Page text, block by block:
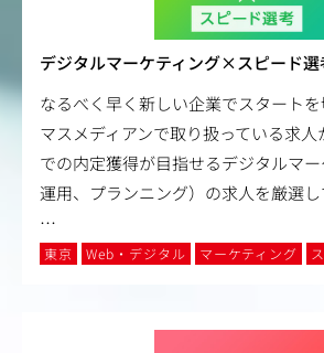
デジタルマーケティング×スピード選
なるべく早く新しい企業でスタートを
マスメディアンで取り扱っている求
での内定獲得が目指せるデジタルマ
運用、プランニング）の求人を厳選し
…
東京 Web・デジタル マーケティング